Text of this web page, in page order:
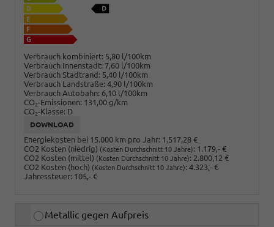
Verbrauch kombiniert: 5,80 l/100km
Verbrauch Innenstadt: 7,60 l/100km
Verbrauch Stadtrand: 5,40 l/100km
Verbrauch Landstraße: 4,90 l/100km
Verbrauch Autobahn: 6,10 l/100km
CO2-Emissionen: 131,00 g/km
CO2-Klasse: D
DOWNLOAD
Energiekosten bei 15.000 km pro Jahr: 1.517,28 €
CO2 Kosten (niedrig) (Kosten Durchschnitt 10 Jahre): 1.179,- €
CO2 Kosten (mittel) (Kosten Durchschnitt 10 Jahre): 2.800,12 €
CO2 Kosten (hoch) (Kosten Durchschnitt 10 Jahre): 4.323,- €
Jahressteuer: 105,- €
Metallic gegen Aufpreis